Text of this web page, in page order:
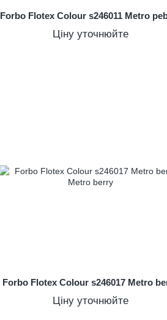
Forbo Flotex Colour s246011 Metro
Ціну уточнюйте
Forbo Flotex Colour s246017 Metro
Ціну уточнюйте